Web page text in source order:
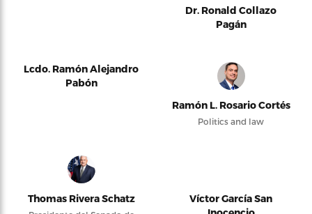
Dr. Ronald Collazo
Pagán
Lcdo. Ramón Alejandro
Pabón
Ramón L. Rosario Cortés
Politics and law
Thomas Rivera Schatz
Víctor García San